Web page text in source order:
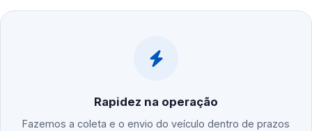
Rapidez na operação
Fazemos a coleta e o envio do veículo dentro de prazos